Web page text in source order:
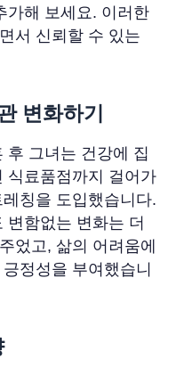
가해 보세요. 이러한
서 신뢰할 수 있는
변화하기
후 그녀는 건강에 집
식료품점까지 걸어가
칭을 도입했습니다.
함없는 변화는 더
었고, 삶의 어려움에
정성을 부여했습니